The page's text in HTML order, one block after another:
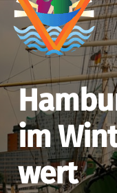
im
wert